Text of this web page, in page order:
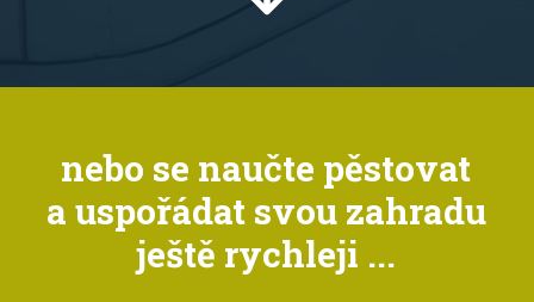
nebo se naučte pěstovat
a uspořádat svou zahradu
ještě rychleji ...